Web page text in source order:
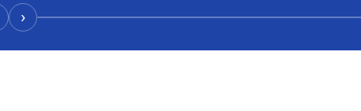
всем, кто сомневается.
›